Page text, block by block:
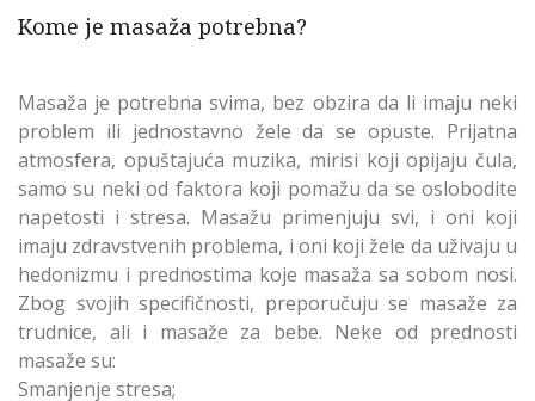
Kome je masaža potrebna?
Masaža je potrebna svima, bez obzira da li imaju neki
problem ili jednostavno žele da se opuste. Prijatna
atmosfera, opuštajuća muzika, mirisi koji opijaju čula,
samo su neki od faktora koji pomažu da se oslobodite
napetosti i stresa. Masažu primenjuju svi, i oni koji
imaju zdravstvenih problema, i oni koji žele da uživaju u
hedonizmu i prednostima koje masaža sa sobom nosi.
Zbog svojih specifičnosti, preporučuju se masaže za
trudnice, ali i masaže za bebe. Neke od prednosti
masaže su:
Smanjenje stresa;